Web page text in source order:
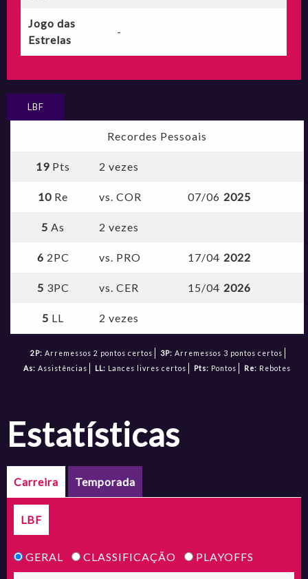
Jogo das
Estrelas
-
LBF
Recordes Pessoais
19 Pts 2 vezes
10 Re vs. COR 07/06 2025
5As 2 vezes
6 2PC vs. PRO 17/04 2022
5 3PC vs. CER 15/04 2026
5 LL 2 vezes
2P: Arremessos 2 pontos certos 3P: Arremessos 3 pontos certos
As: Assistências LL: Lances livres certos Pts: Pontos Re: Rebotes
estatísticas
Carreira Temporada
LBF
GERAL CLASSIFICAÇÃO PLAYOFFS